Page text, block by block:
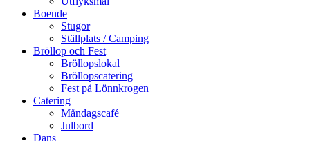
Boende
Stugor
Ställplats / Camping
Bröllop och Fest
Bröllopslokal
Bröllopscatering
Fest på Lönnkrogen
Catering
Måndagscafé
Julbord
Dans